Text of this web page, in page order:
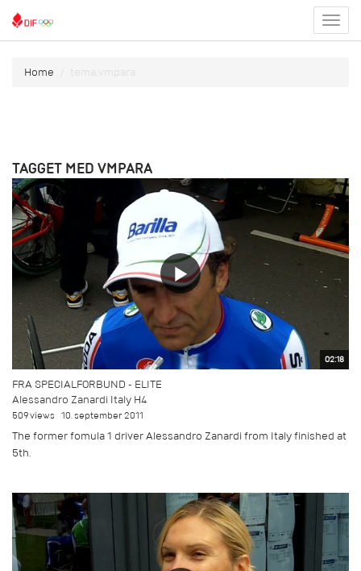
menu
Home tema:vmpara
TAGGET MED VMPARA
02:18
FRA SPECIALFORBUND - ELITE
Alessandro Zanardi Italy H4
509 views 10. september 2011
The former fomula 1 driver Alessandro Zanardi from Italy finished at
5th.